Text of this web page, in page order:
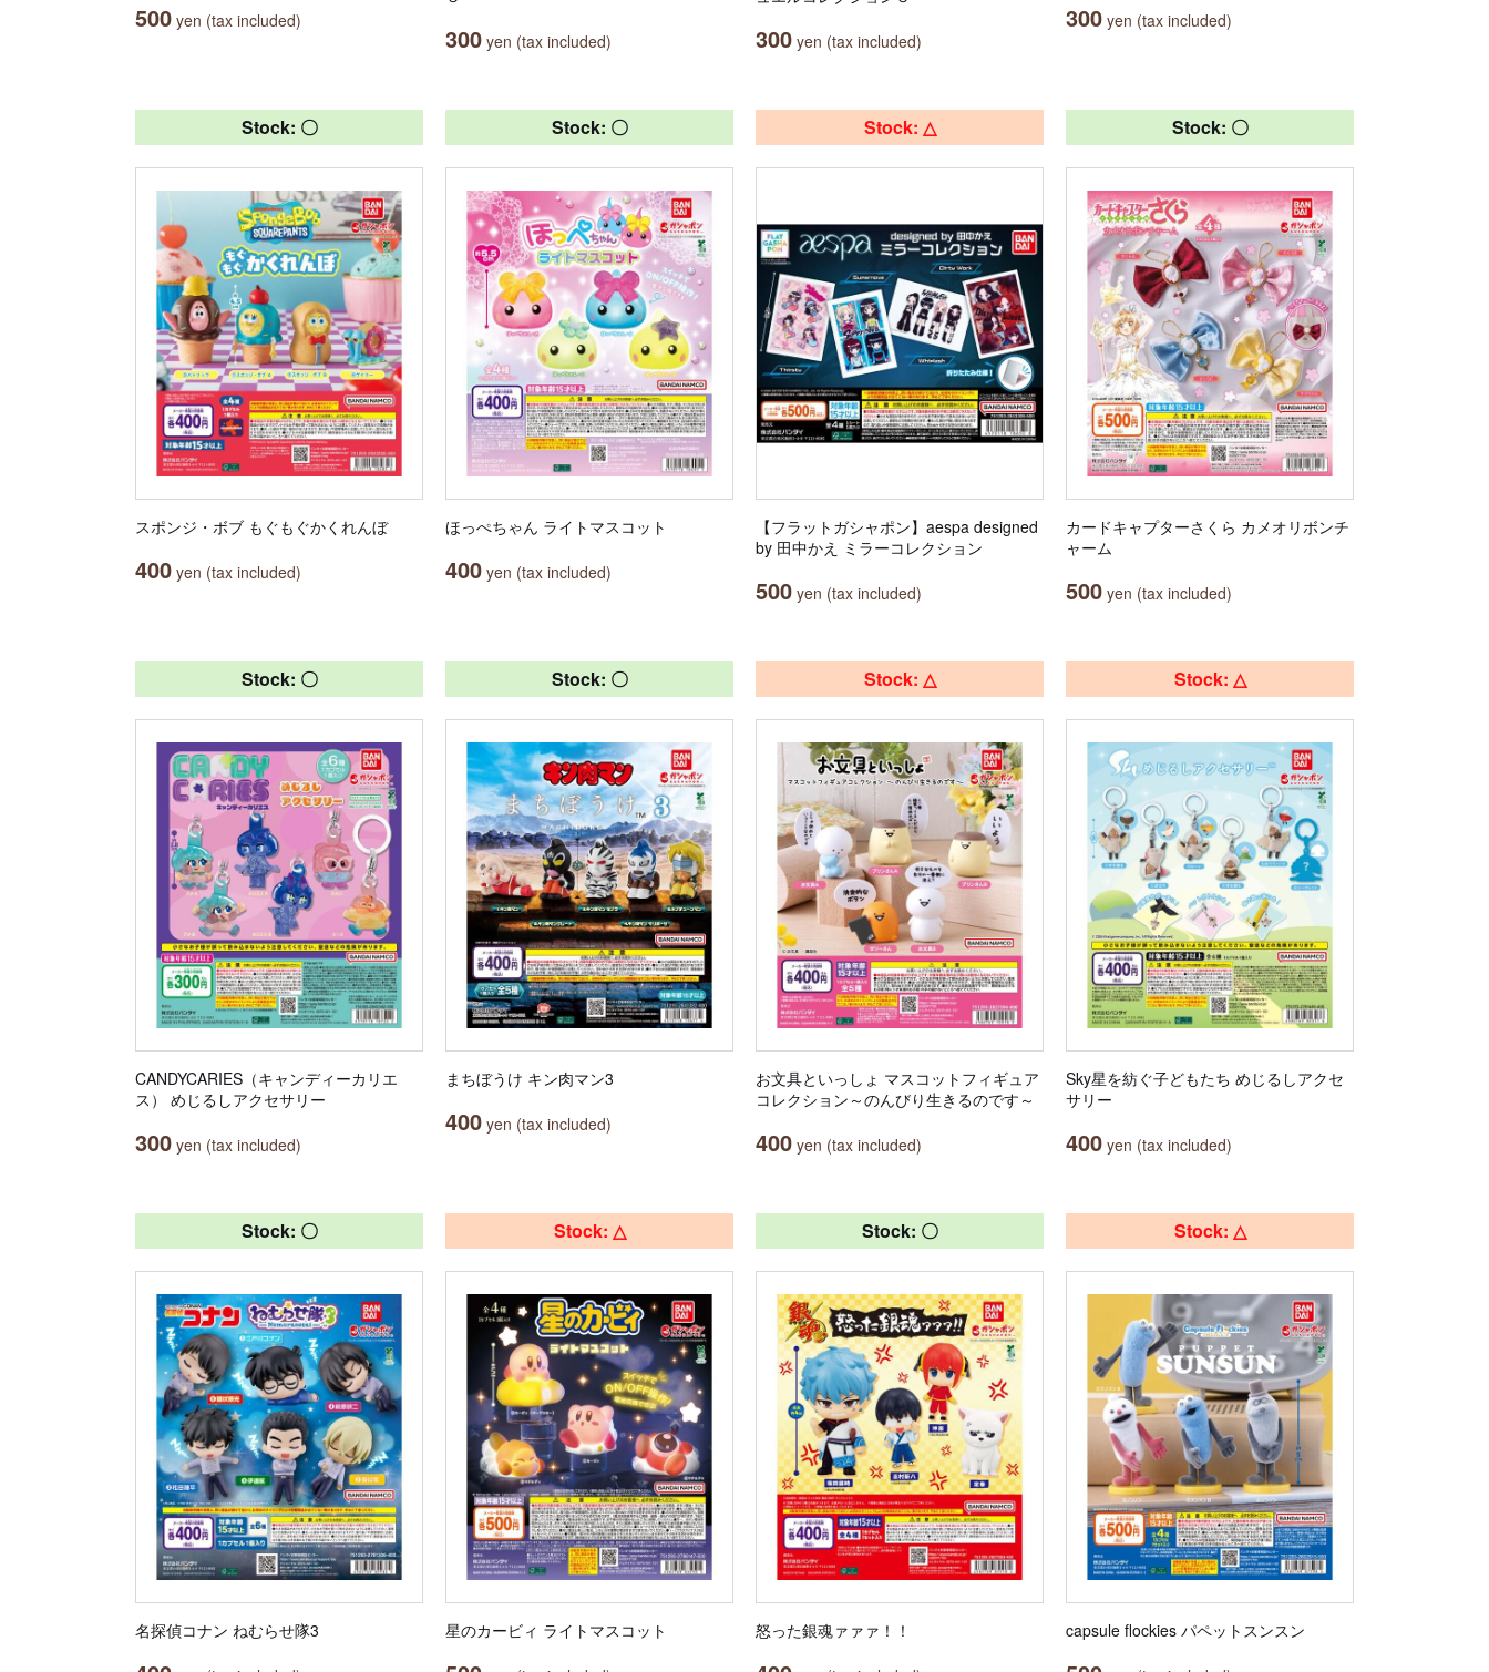
500 yen (tax included)
300 yen (tax included) 300 yen (tax included)
300 yen (tax included)
Stock: 〇
スポンジ・ボブ もぐもぐかくれんぼ
400 yen (tax included)
Stock: 〇
ほっぺちゃん ライトマスコット
400 yen (tax included)
Stock: △
【フラットガシャポン】aespa designed
by 田中かえ ミラーコレクション
500 yen (tax included)
Stock: 〇
カードキャプターさくら カメオリボンチ
ャーム
500 yen (tax included)
Stock: 〇
CANDYCARIES（キャンディーカリエ
ス） めじるしアクセサリー
300 yen (tax included)
Stock: 〇
まちぼうけ キン肉マン3
400 yen (tax included)
Stock: △
お文具といっしょ マスコットフィギュア
コレクション～のんびり生きるのです～
400 yen (tax included)
Stock: △
Sky星を紡ぐ子どもたち めじるしアクセ
サリー
400 yen (tax included)
Stock: 〇
名探偵コナン ねむらせ隊3
Stock: △
星のカービィ ライトマスコット
Stock: 〇
怒った銀魂ァァァ！！
Stock: △
capsule flockies パペットスンスン